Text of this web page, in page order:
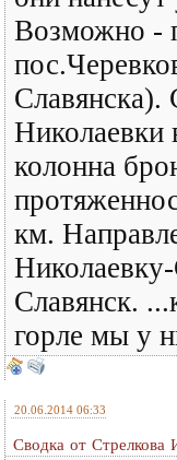
Возможно -
Николаевки
колонна
км.
Славянск.
горле мы у
20.06.2014 06:33
Сводка от Стрелкова